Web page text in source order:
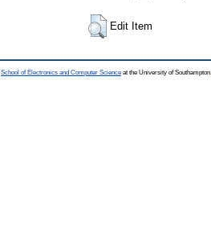
Edit Item
School of Electronics and Computer Science at the University of Southampton.